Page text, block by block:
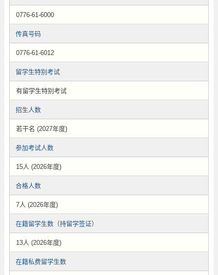
0776-61-6000
传真号码
0776-61-6012
留学生特别考试
有留学生特别考试
招生人数
若干名 (2027年度)
参加考试人数
15人 (2026年度)
合格人数
7人 (2026年度)
在籍留学生数（持留学签证）
13人 (2026年度)
在籍私费留学生数